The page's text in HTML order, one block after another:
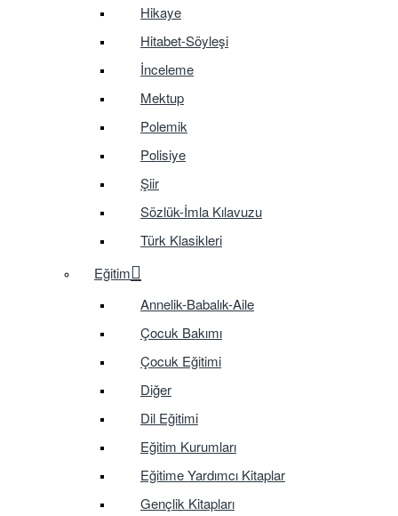
Hikaye
Hitabet-Söyleşi
İnceleme
Mektup
Polemik
Polisiye
Şiir
Sözlük-İmla Kılavuzu
Türk Klasikleri
Eğitim
Annelik-Babalık-Aile
Çocuk Bakımı
Çocuk Eğitimi
Diğer
Dil Eğitimi
Eğitim Kurumları
Eğitime Yardımcı Kitaplar
Gençlik Kitapları